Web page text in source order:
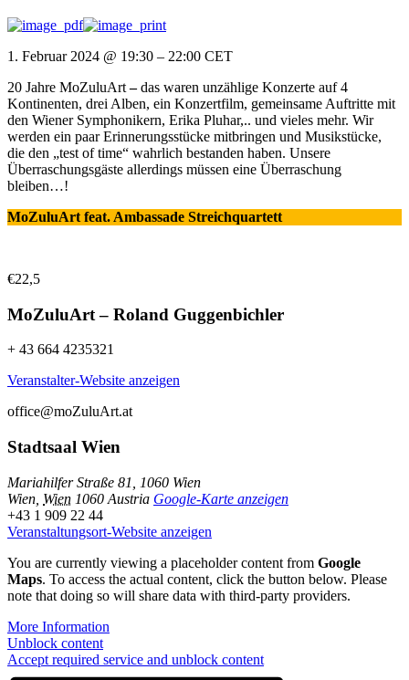
1. Februar 2024 @ 19:30 – 22:00 CET
20 Jahre MoZuluArt–das waren unzählige Konzerte auf 4
Kontinenten, drei Alben, ein Konzertfilm, gemeinsame Auftritte mit
den Wiener Symphonikern, Erika Pluhar,.. und vieles mehr. Wir
werden ein paar Erinnerungsstücke mitbringen und Musikstücke,
die den „test of time“ wahrlich bestanden haben. Unsere
Überraschungsgäste allerdings müssen eine Überraschung
bleiben…!
MoZuluArt feat. Ambassade Streichquartett
€22,5
MoZuluArt – Roland Guggenbichler
+ 43 664 4235321
Veranstalter-Website anzeigen
office@moZuluArt.at
Stadtsaal Wien
Mariahilfer Straße 81, 1060 Wien
Wien Wien 1060 Austria Google-Karte anzeigen
+43 1 909 22 44
Veranstaltungsort-Website anzeigen
You are currently viewing a placeholder content from Google
Maps. To access the actual content, click the button below. Please
note that doing so will share data with third-party providers.
More Information
Unblock content
Accept required service and unblock content